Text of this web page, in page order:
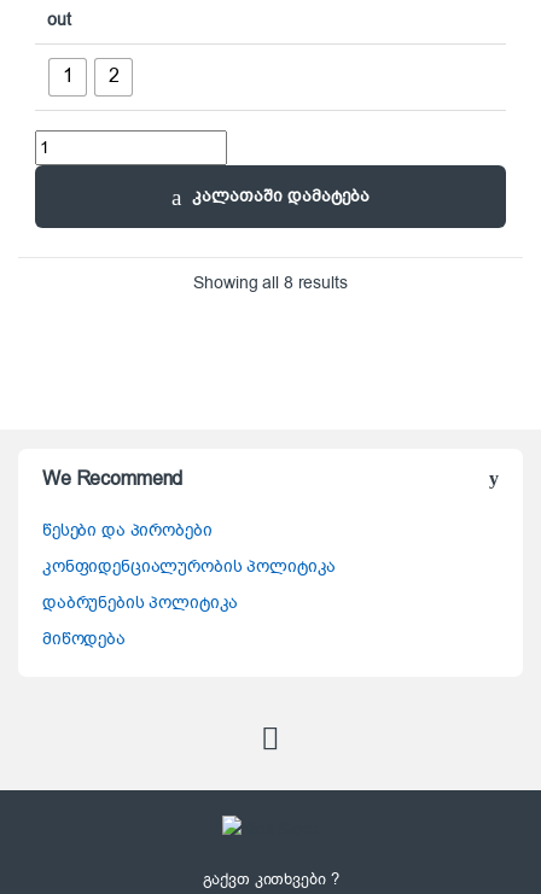
out
1 2
ქურთუკები quantity
კალათაში დამატება
Showing all 8 results
We Recommend
წესები და პირობები
კონფიდენციალურობის პოლიტიკა
დაბრუნების პოლიტიკა
მიწოდება
გაქვთ კითხვები ?